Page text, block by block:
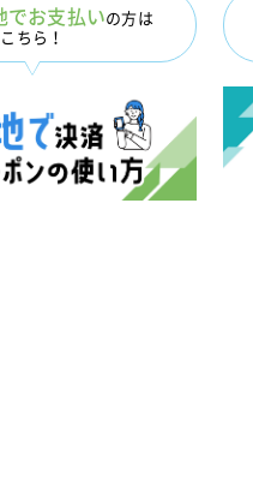
でお支払いの方は
こちら！